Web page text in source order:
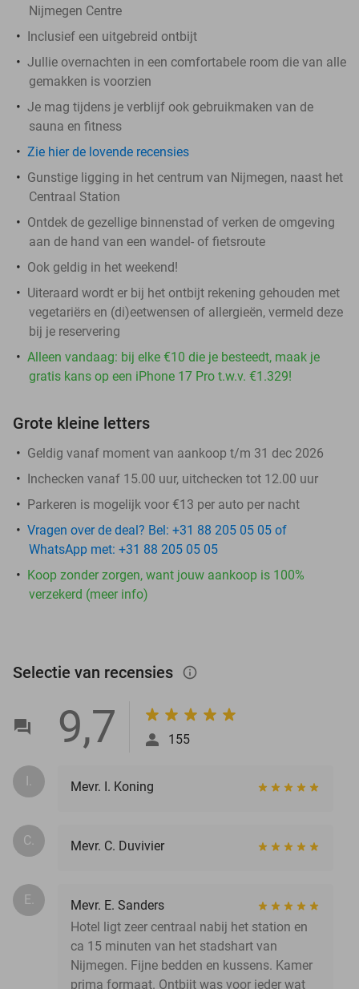
Nijmegen Centre
Inclusief een uitgebreid ontbijt
Jullie overnachten in een comfortabele room die van alle
gemakken is voorzien
Je mag tijdens je verblijf ook gebruikmaken van de
sauna en fitness
Zie hier de lovende recensies
Gunstige ligging in het centrum van Nijmegen, naast het
Centraal Station
Ontdek de gezellige binnenstad of verken de omgeving
aan de hand van een wandel- of fietsroute
Ook geldig in het weekend!
Uiteraard wordt er bij het ontbijt rekening gehouden met
vegetariërs en (di)eetwensen of allergieën, vermeld deze
bij je reservering
Alleen vandaag: bij elke €10 die je besteedt, maak je
gratis kans op een iPhone 17 Pro t.w.v. €1.329!
Grote kleine letters
Geldig vanaf moment van aankoop t/m 31 dec 2026
Inchecken vanaf 15.00 uur, uitchecken tot 12.00 uur
Parkeren is mogelijk voor €13 per auto per nacht
Vragen over de deal? Bel: +31 88 205 05 05 of
WhatsApp met: +31 88 205 05 05
Koop zonder zorgen, want jouw aankoop is 100%
verzekerd (meer info)
Selectie van recensies info_outlined
9,7 155
I. Mevr. I. Koning
C. Mevr. C. Duvivier
E.
Mevr. E. Sanders
Hotel ligt zeer centraal nabij het station en
ca 15 minuten van het stadshart van
Nijmegen. Fijne bedden en kussens. Kamer
prima formaat. Ontbijt was voor ieder wat